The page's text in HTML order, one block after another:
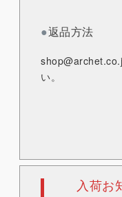
●返品方法
い。
入荷お